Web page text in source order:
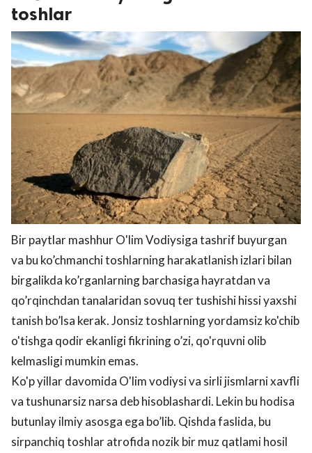
toshlar
Bir paytlar mashhur O'lim Vodiysiga tashrif buyurgan
va bu ko’chmanchi toshlarning harakatlanish izlari bilan
birgalikda ko’rganlarning barchasiga hayratdan va
qo’rqinchdan tanalaridan sovuq ter tushishi hissi yaxshi
tanish bo’lsa kerak. Jonsiz toshlarning yordamsiz ko'chib
o'tishga qodir ekanligi fikrining o’zi, qo'rquvni olib
kelmasligi mumkin emas.
Ko'p yillar davomida O'lim vodiysi va sirli jismlarni xavfli
va tushunarsiz narsa deb hisoblashardi. Lekin bu hodisa
butunlay ilmiy asosga ega bo’lib. Qishda faslida, bu
sirpanchiq toshlar atrofida nozik bir muz qatlami hosil